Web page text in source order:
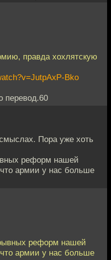
правда хохлятскую
Bko
перевод.60
Пора уже хоть
реформ нашей
армии у нас больше
реформ нашей
армии у нас больше